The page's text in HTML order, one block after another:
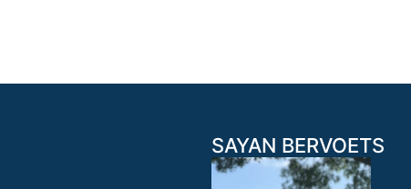
SAYAN BERVOETS